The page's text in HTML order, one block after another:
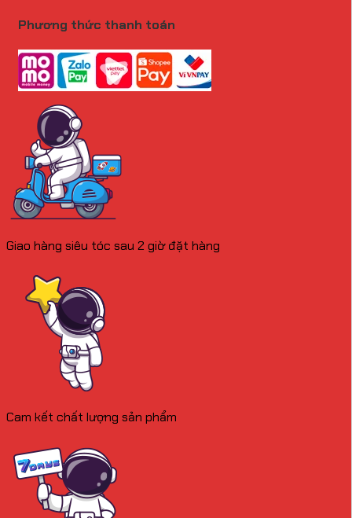
Phương thức thanh toán
Giao hàng siêu tóc sau 2 giờ đặt hàng
Cam kết chất lượng sản phẩm